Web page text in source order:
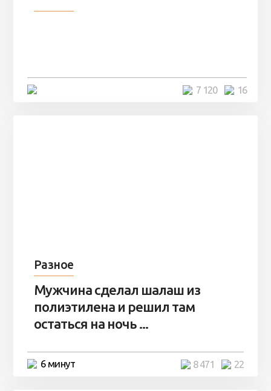
16
7 120
Разное
Мужчина сделал шалаш из
полиэтилена и решил там
остаться на ночь ...
6 минут 22
8 471